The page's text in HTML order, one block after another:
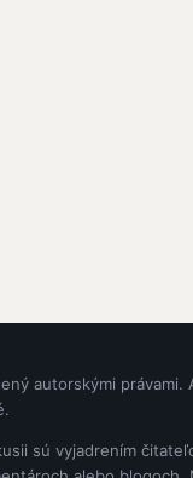
autorskými
sú vyjadrením